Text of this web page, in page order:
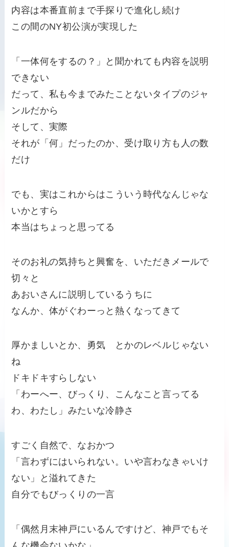
内容は本番直前まで手探りで進化し続け
この間のNY初公演が実現した
「一体何をするの？」と聞かれても内容を説明
できない
だって、私も今までみたことないタイプのジャ
ンルだから
そして、実際
それが「何」だったのか、受け取り方も人の数
だけ
でも、実はこれからはこういう時代なんじゃな
いかとすら
本当はちょっと思ってる
そのお礼の気持ちと興奮を、いただきメールで
切々と
あおいさんに説明しているうちに
なんか、体がぐわーっと熱くなってきて
厚かましいとか、勇気 とかのレベルじゃない
ね
ドキドキすらしない
「わーへー、びっくり、こんなこと言ってる
わ、わたし」みたいな冷静さ
すごく自然で、なおかつ
「言わずにはいられない。いや言わなきゃいけ
ない」と溢れてきた
自分でもびっくりの一言
「偶然月末神戸にいるんですけど、神戸でもそ